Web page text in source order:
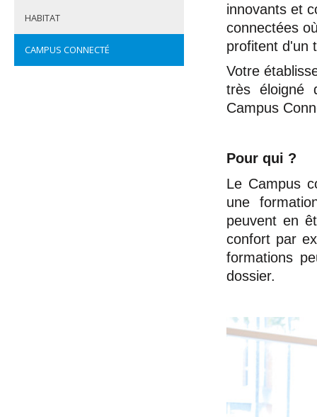
HABITAT
CAMPUS CONNECTÉ
innovants et
connectées
profitent d'un
Votre
très éloigné
Campus
Pour qui ?
Le Campus
une
peuvent en
confort par
formations
dossier.